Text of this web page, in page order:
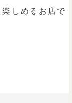
しめるお店で